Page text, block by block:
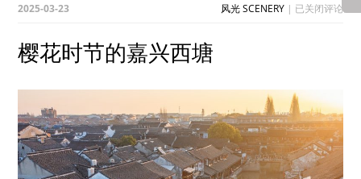
2025-03-23 风光 SCENERY| 樱
兴
西
塘
已关闭评论
樱花时节的嘉兴西塘